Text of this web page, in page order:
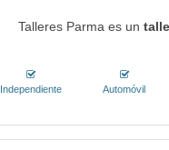
Talleres Parma es un
Independiente Automóvil